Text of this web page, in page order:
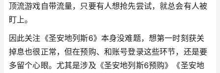
顶流游戏自带流量，只要有人想抢先尝试，就总会有人被
盯上。
因此关注《圣安地列斯6》本身没难题，想第一时刻获关
掉息也很正常，但在预购、和账号登录这些环节，还是要
多留个心眼。尤其是涉及《圣安地列斯6预购》《圣安地